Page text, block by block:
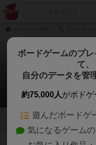
次のお
4
『飛行船都市』が好きな
ボードゲームのプ
て、
自分のデータを管
約75,000人がボドゲ
遊んだボードゲ
気になるゲーム